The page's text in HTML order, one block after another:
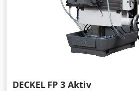
DECKEL FP 3 Aktiv